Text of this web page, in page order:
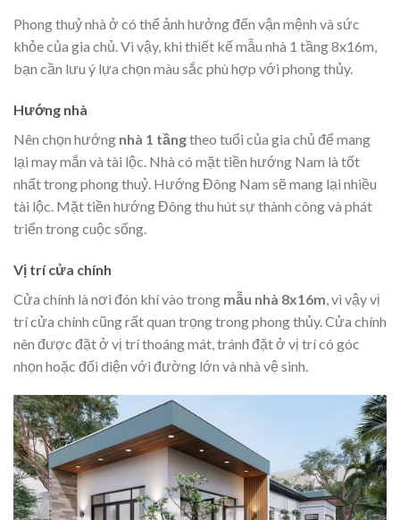
Phong thuỷ nhà ở có thể ảnh hưởng đến vận mệnh và sức
khỏe của gia chủ. Vì vậy, khi thiết kế mẫu nhà 1 tầng 8x16m,
bạn cần lưu ý lựa chọn màu sắc phù hợp với phong thủy.
Hướng nhà
Nên chọn hướng nhà 1 tầngtheo tuổi của gia chủ để mang
lại may mắn và tài lộc. Nhà có mặt tiền hướng Nam là tốt
nhất trong phong thuỷ. Hướng Đông Nam sẽ mang lại nhiều
tài lộc. Mặt tiền hướng Đông thu hút sự thành công và phát
triển trong cuộc sống.
Vị trí cửa chính
Cửa chính là nơi đón khí vào trong mẫu nhà 8x16m , vì vậy vị
trí cửa chính cũng rất quan trọng trong phong thủy. Cửa chính
nên được đặt ở vị trí thoáng mát, tránh đặt ở vị trí có góc
nhọn hoặc đối diện với đường lớn và nhà vệ sinh.